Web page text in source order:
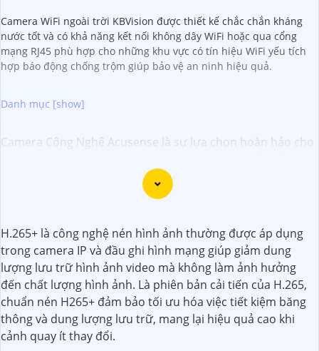
Camera WiFi ngoài trời KBVision được thiết kế chắc chắn kháng
nước tốt và có khả năng kết nối không dây WiFi hoặc qua cổng
mạng RJ45 phù hợp cho những khu vực có tín hiệu WiFi yếu tích
hợp báo động chống trộm giúp bảo vệ an ninh hiệu quả.
Camera Công Nghệ Acusense là sự lựa chọn hoàn hảo cho
chăng. Với công nghệ Acusense tiên tiến, camera có khả
năng nhận diện và phân biệt chính xác giữa con người và
thời, chất lượng hình ảnh sắc nét và độ phân giải cao giúp
bạn quan sát mọi góc độ một cách rõ ràng. Khám phá
ngay và đầu tư vào Camera Acusense để bảo vệ tài sản và
gia đình của bạn ngay hôm nay!
H.265+ là công nghệ nén hình ảnh thường được áp dụng
trong camera IP và đầu ghi hình mạng giúp giảm dung
lượng lưu trữ hình ảnh video mà không làm ảnh hưởng
đến chất lượng hình ảnh. Là phiên bản cải tiến của H.265,
chuẩn nén H265+ đảm bảo tối ưu hóa việc tiết kiệm băng
thông và dung lượng lưu trữ, mang lại hiệu quả cao khi
cảnh quay ít thay đổi.